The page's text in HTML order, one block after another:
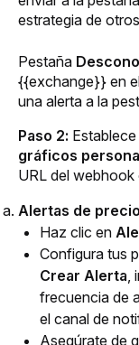
estrategia de
Pestaña
{{exchange}} en
una alerta a la
Paso 2:
gráficos
URL del webhook
Alertas de
Haz clic en
Crear Alerta,
frecuencia de
el canal de
Asegúrate de